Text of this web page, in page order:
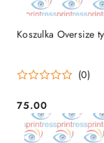
Koszulka Oversize
(0)
Cena:
75.00